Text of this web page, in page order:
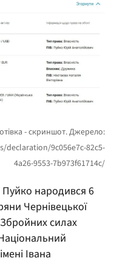
народився 6
Чернівецької
силах
Івана